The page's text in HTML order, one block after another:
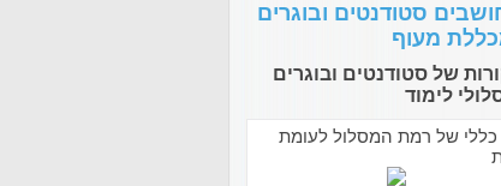
סטודנטים ובוגרים
מעוף
של סטודנטים ובוגרים
לימוד
כללי של רמת המסלול לעומת